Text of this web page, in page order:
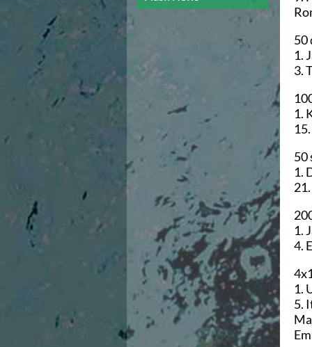
Campionato A2 Maschile
Campionato A2 Femminile
Campionato B Maschile
Storico Campionati 2003-2017
Finali Giovanili
Trofei delle Regioni
News
Waterpolo Channel
Tuffi
Norme e documenti
Risultati e Classifiche
Azzurri
News
Flash News
Artistico
Eventi
Norme e documenti
Risultati e Classifiche
Azzurri
50
1.
3.
1.
50
1.
1.
4.
1.
5.